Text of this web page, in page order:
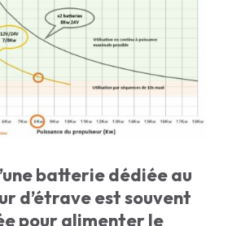
batterie dédiée au
d’étrave est souvent
pour alimenter le